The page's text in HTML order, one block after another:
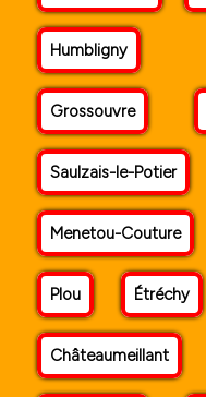
Humbligny
Grossouvre
Saulzais-le-Potier
Menetou-Couture
Plou Étréchy
Châteaumeillant